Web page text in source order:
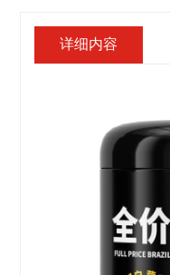
详细内容